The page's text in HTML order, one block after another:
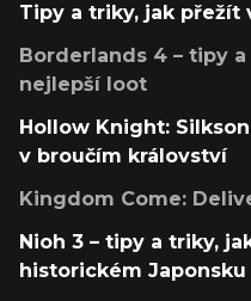
Tipy a triky, jak přežít
Borderlands 4 – tipy
nejlepší loot
Hollow Knight:
v broučím království
Kingdom Come:
Nioh 3 – tipy a triky,
historickém Japonsku